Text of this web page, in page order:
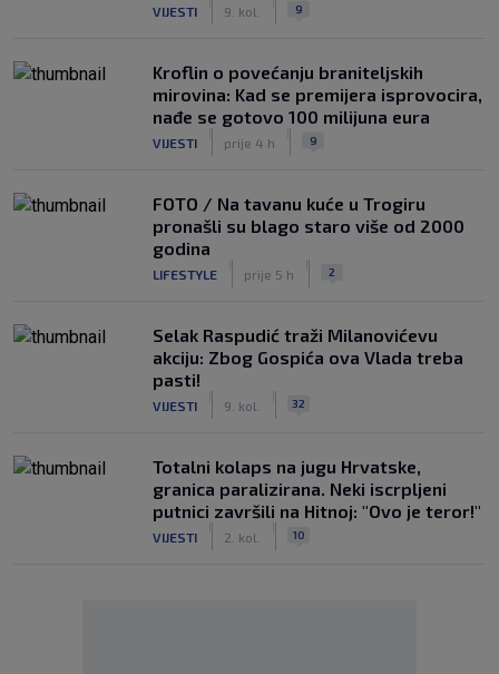
VIJESTI 9. kol. 9
Kroflin o povećanju braniteljskih
mirovina: Kad se premijera isprovocira,
nađe se gotovo 100 milijuna eura
VIJESTI prije 4 h 9
FOTO / Na tavanu kuće u Trogiru
pronašli su blago staro više od 2000
godina
LIFESTYLE prije 5 h 2
Selak Raspudić traži Milanovićevu
akciju: Zbog Gospića ova Vlada treba
pasti!
VIJESTI 9. kol. 32
Totalni kolaps na jugu Hrvatske,
granica paralizirana. Neki iscrpljeni
putnici završili na Hitnoj: "Ovo je teror!"
VIJESTI 2. kol. 10